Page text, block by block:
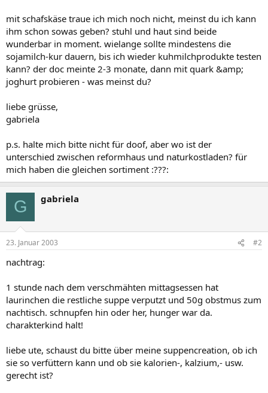
mit schafskäse traue ich mich noch nicht, meinst du ich kann
ihm schon sowas geben? stuhl und haut sind beide
wunderbar in moment. wielange sollte mindestens die
sojamilch-kur dauern, bis ich wieder kuhmilchprodukte testen
kann? der doc meinte 2-3 monate, dann mit quark &amp;
joghurt probieren - was meinst du?
liebe grüsse,
gabriela
p.s. halte mich bitte nicht für doof, aber wo ist der
unterschied zwischen reformhaus und naturkostladen? für
mich haben die gleichen sortiment :???:
G gabriela
23. Januar 2003 #2
nachtrag:
1 stunde nach dem verschmähten mittagsessen hat
laurinchen die restliche suppe verputzt und 50g obstmus zum
nachtisch. schnupfen hin oder her, hunger war da.
charakterkind halt!
liebe ute, schaust du bitte über meine suppencreation, ob ich
sie so verfüttern kann und ob sie kalorien-, kalzium,- usw.
gerecht ist?